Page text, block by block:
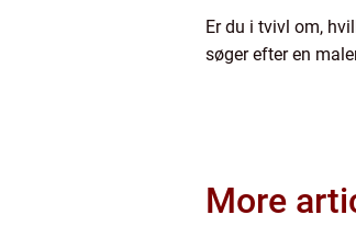
Er du i tvivl om,
søger efter en
More